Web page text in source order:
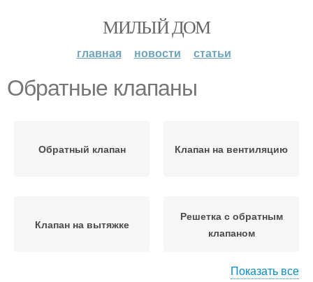
МИЛЫЙ ДОМ
главная новости статьи
Обратные клапаны
Обратный клапан Клапан на вентиляцию
Клапан на вытяжке
Решетка с обратным
клапаном
Показать все